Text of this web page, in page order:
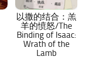
以撒的结合：羔
羊的愤怒/The
Binding of Isaac:
Wrath of the
Lamb